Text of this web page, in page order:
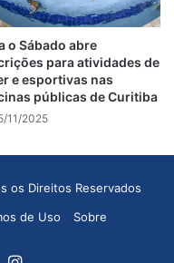
o Sábado abre
para atividades de
e esportivas nas
públicas de Curitiba
11/2025
os Direitos Reservados
de Uso Sobre